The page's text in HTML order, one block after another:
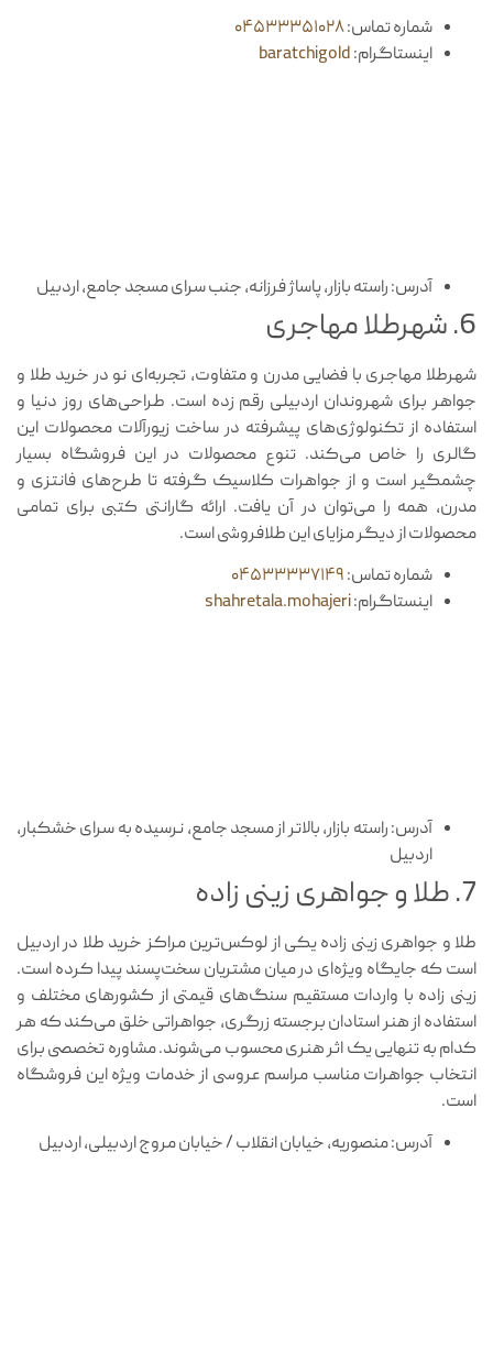
شماره تماس:۰۴۵۳۳۳۵۱۰۲۸
اینستاگرام:baratchigold
آدرس: راسته بازار، پاساژ فرزانه، جنب سرای مسجد جامع، اردبیل
6. شهرطلا مهاجری
شهرطلا مهاجری با فضایی مدرن و متفاوت، تجربه‌ای نو در خرید طلا و
جواهر برای شهروندان اردبیلی رقم زده است. طراحی‌های روز دنیا و
استفاده از تکنولوژی‌های پیشرفته در ساخت زیورآلات محصولات این
گالری را خاص می‌کند. تنوع محصولات در این فروشگاه بسیار
چشمگیر است و از جواهرات کلاسیک گرفته تا طرح‌های فانتزی و
مدرن، همه را می‌توان در آن یافت. ارائه گارانتی کتبی برای تمامی
محصولات از دیگر مزایای این طلافروشی است.
شماره تماس:۰۴۵۳۳۳۳۷۱۴۹
اینستاگرام:
آدرس: راسته بازار، بالاتر از مسجد جامع، نرسیده به سرای خشکبار،
اردبیل
7. طلا و جواهری زینی زاده
طلا و جواهری زینی زاده یکی از لوکس‌ترین مراکز خرید طلا در اردبیل
است که جایگاه ویژه‌ای در میان مشتریان سخت‌پسند پیدا کرده است.
زینی زاده با واردات مستقیم سنگ‌های قیمتی از کشورهای مختلف و
استفاده از هنر استادان برجسته زرگری، جواهراتی خلق می‌کند که هر
کدام به تنهایی یک اثر هنری محسوب می‌شوند. مشاوره تخصصی برای
انتخاب جواهرات مناسب مراسم عروسی از خدمات ویژه این فروشگاه
است.
آدرس: منصوریه، خیابان انقلاب / خیابان مروج اردبیلی، اردبیل